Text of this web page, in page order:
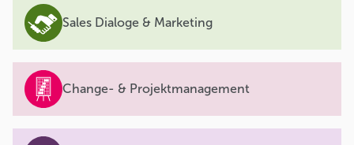
Sales Dialoge & Marketing
Change- & Projektmanagement